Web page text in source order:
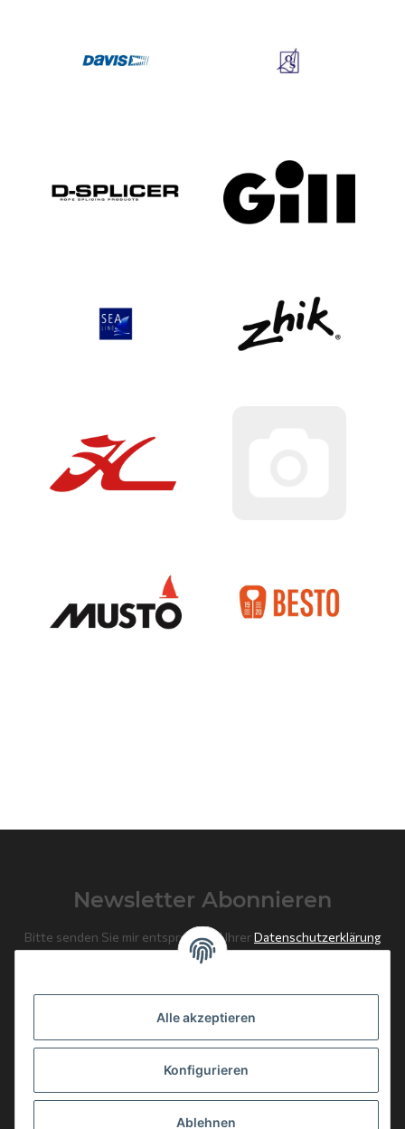
Alle akzeptieren
Konfigurieren
Ablehnen
Newsletter Abonnieren
Bitte senden Sie mir entsprechend IhrerDatenschutzerklärung
regelmäßig und jederzeit widerruflich Informationen zu Ihrem
Newsletter Abonnieren